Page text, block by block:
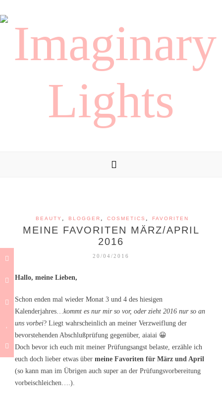
BEAUTY , BLOGGER , COSMETICS , FAVORITEN
MEINE FAVORITEN MÄRZ/APRIL
2016
20/04/2016
Hallo, meine Lieben,
Schon enden mal wieder Monat 3 und 4 des hiesigen
Kalenderjahres…kommt es nur mir so vor, oder zieht 2016 nur so an
uns vorbei? Liegt wahrscheinlich an meiner Verzweiflung der
bevorstehenden Abschlußprüfung gegenüber, aiaiai 😀
Doch bevor ich euch mit meiner Prüfungsangst belaste, erzähle ich
euch doch lieber etwas über meine Favoriten für März und April
(so kann man im Übrigen auch super an der Prüfungsvorbereitung
vorbeischleichen….).